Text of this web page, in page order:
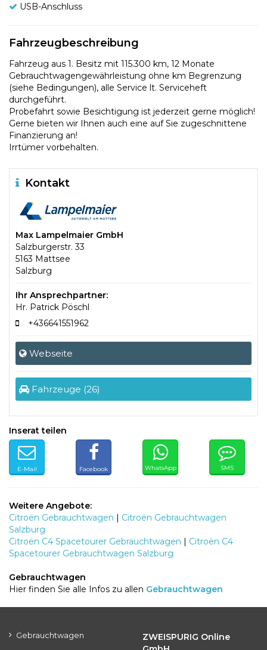
USB-Anschluss
Fahrzeugbeschreibung
Fahrzeug aus 1. Besitz mit 115.300 km, 12 Monate
Gebrauchtwagengewährleistung ohne km Begrenzung
(siehe Bedingungen), alle Service lt. Serviceheft
durchgeführt.
Probefahrt sowie Besichtigung ist jederzeit gerne möglich!
Gerne bieten wir Ihnen auch eine auf Sie zugeschnittene
Finanzierung an!
Irrtümer vorbehalten.
Kontakt
Max Lampelmaier GmbH
Salzburgerstr. 33
5163 Mattsee
Salzburg
Ihr Ansprechpartner:
Hr. Patrick Pöschl
+436641551962
Webseite
Fahrzeuge (26)
Inserat teilen
E-Mail Facebook WhatsApp SMS
Weitere Angebote:
Citroën Gebrauchtwagen | Citroën Gebrauchtwagen
Salzburg
Citroën C4 Spacetourer Gebrauchtwagen | Citroën C4
Spacetourer Gebrauchtwagen Salzburg
Gebrauchtwagen
Hier finden Sie alle Infos zu allen Gebrauchtwagen
Gebrauchtwagen
ZWEISPURIG Online